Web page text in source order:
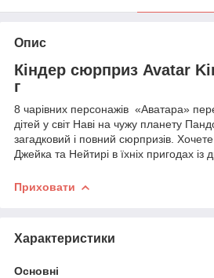
Опис
Кіндер сюрприз Avatar
г
8 чарівних персонажів «Аватара»
дітей у світ Наві на чужу планету
загадковий і повний сюрпризів.
Джейка та Нейтирі в їхніх пригодах із
Приховати
Характеристики
Основні